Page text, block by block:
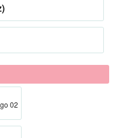
02